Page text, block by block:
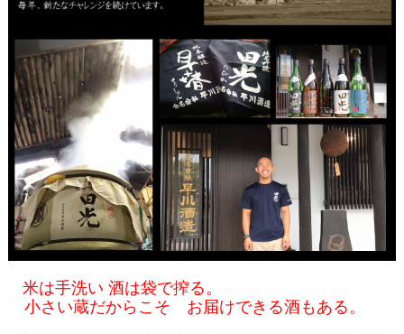
米は手洗い 酒は袋で搾る。
小さい蔵だからこそ お届けできる酒もある。